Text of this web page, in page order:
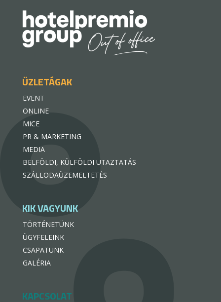
ÜZLETÁGAK
EVENT
ONLINE
MICE
PR & MARKETING
MEDIA
BELFÖLDI, KÜLFÖLDI UTAZTATÁS
SZÁLLODAÜZEMELTETÉS
KIK VAGYUNK
TÖRTÉNETÜNK
ÜGYFELEINK
CSAPATUNK
GALÉRIA
KAPCSOLAT